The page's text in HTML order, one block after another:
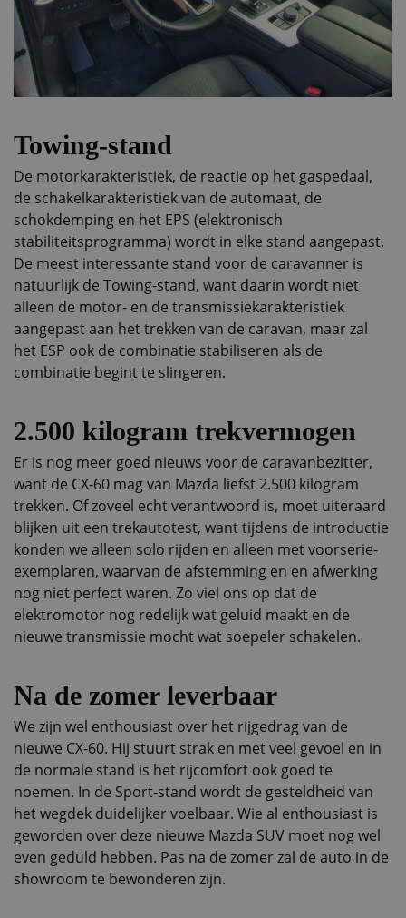
Towing-stand
De motorkarakteristiek, de reactie op het gaspedaal,
de schakelkarakteristiek van de automaat, de
schokdemping en het EPS (elektronisch
stabiliteitsprogramma) wordt in elke stand aangepast.
De meest interessante stand voor de caravanner is
natuurlijk de Towing-stand, want daarin wordt niet
alleen de motor- en de transmissiekarakteristiek
aangepast aan het trekken van de caravan, maar zal
het ESP ook de combinatie stabiliseren als de
combinatie begint te slingeren.
2.500 kilogram trekvermogen
Er is nog meer goed nieuws voor de caravanbezitter,
want de CX-60 mag van Mazda liefst 2.500 kilogram
trekken. Of zoveel echt verantwoord is, moet uiteraard
blijken uit een trekautotest, want tijdens de introductie
konden we alleen solo rijden en alleen met voorserie-
exemplaren, waarvan de afstemming en en afwerking
nog niet perfect waren. Zo viel ons op dat de
elektromotor nog redelijk wat geluid maakt en de
nieuwe transmissie mocht wat soepeler schakelen.
Na de zomer leverbaar
We zijn wel enthousiast over het rijgedrag van de
nieuwe CX-60. Hij stuurt strak en met veel gevoel en in
de normale stand is het rijcomfort ook goed te
noemen. In de Sport-stand wordt de gesteldheid van
het wegdek duidelijker voelbaar. Wie al enthousiast is
geworden over deze nieuwe Mazda SUV moet nog wel
even geduld hebben. Pas na de zomer zal de auto in de
showroom te bewonderen zijn.